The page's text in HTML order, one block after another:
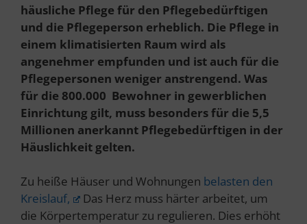
häusliche Pflege für den Pflegebedürftigen
und die Pflegeperson erheblich. Die Pflege in
einem klimatisierten Raum wird als
angenehmer empfunden und ist auch für die
Pflegepersonen weniger anstrengend. Was
für die 800.000 Bewohner in gewerblichen
Einrichtung gilt, muss besonders für die 5,5
Millionen anerkannt Pflegebedürftigen in der
Häuslichkeit gelten.
Zu heiße Häuser und Wohnungen belasten den
Kreislauf,
Das Herz muss härter arbeitet, um
die Körpertemperatur zu regulieren. Dies erhöht